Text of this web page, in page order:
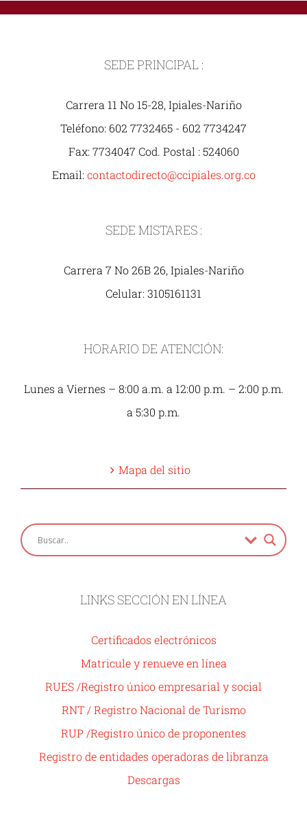
SEDE PRINCIPAL :
Carrera 11 No 15-28, Ipiales-Nariño
Teléfono: 602 7732465 - 602 7734247
Fax: 7734047 Cod. Postal : 524060
Email: contactodirecto@ccipiales.org.co
SEDE MISTARES :
Carrera 7 No 26B 26, Ipiales-Nariño
Celular: 3105161131
HORARIO DE ATENCIÓN:
Lunes a Viernes – 8:00 a.m. a 12:00 p.m. – 2:00 p.m.
a 5:30 p.m.
Mapa del sitio
LINKS SECCIÓN EN LÍNEA
Certificados electrónicos
Matricule y renueve en línea
RUES /Registro único empresarial y social
RNT / Registro Nacional de Turismo
RUP /Registro único de proponentes
Registro de entidades operadoras de libranza
Descargas